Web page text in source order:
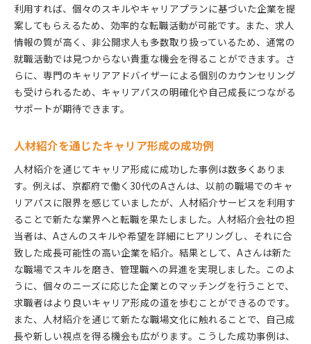
利用すれば、個々のスキルやキャリアプランに基づいた企業を提
案してもらえるため、効率的な転職活動が可能です。また、求人
情報の質が高く、非公開求人も多数取り扱っているため、通常の
就職活動では見つからない貴重な機会を得ることができます。さ
らに、専門のキャリアアドバイザーによる個別のカウンセリング
も受けられるため、キャリアパスの明確化や自己成長につながる
サポートが期待できます。
人材紹介を通じたキャリア形成の成功例
人材紹介を通じてキャリア形成に成功した事例は数多くありま
す。例えば、京都府で働く30代のAさんは、以前の職場でのキャ
リアパスに限界を感じていましたが、人材紹介サービスを利用す
ることで新たな業界へと転職を果たしました。人材紹介会社の担
当者は、Aさんのスキルや希望を詳細にヒアリングし、それに合
致した成長可能性の高い企業を紹介。結果として、Aさんは新た
な職場でスキルを磨き、管理職への昇進を実現しました。このよ
うに、個々のニーズに応じた企業とのマッチングを行うことで、
求職者はより良いキャリア形成の道を歩むことができるのです。
また、人材紹介を通じて新たな職場文化に触れることで、自己成
長や新しい視点を得る機会も広がります。こうした成功事例は、